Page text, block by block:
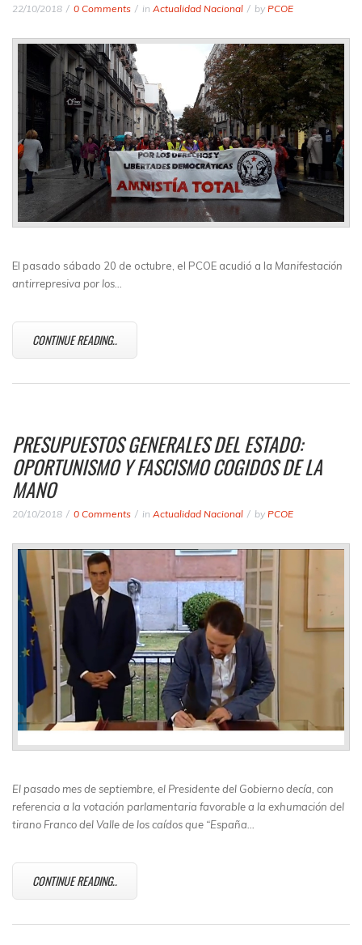
22/10/2018 0 Comments in Actualidad Nacional by PCOE
El pasado sábado 20 de octubre, el PCOE acudió a la Manifestación
antirrepresiva por los…
CONTINUE READING..
PRESUPUESTOS GENERALES DEL ESTADO:
OPORTUNISMO Y FASCISMO COGIDOS DE LA
MANO
20/10/2018 0 Comments in Actualidad Nacional by PCOE
El pasado mes de septiembre, el Presidente del Gobierno decía, con
referencia a la votación parlamentaria favorable a la exhumación del
tirano Franco del Valle de los caídos que “España…
CONTINUE READING..